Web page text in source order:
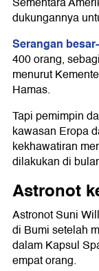
dukungannya
Serangan
400 orang,
menurut
Hamas.
Tapi pemimpin
kawasan Eropa
kekhawatiran
dilakukan di
Astronot
Astronot Suni
di Bumi setelah
dalam Kapsul
empat orang.